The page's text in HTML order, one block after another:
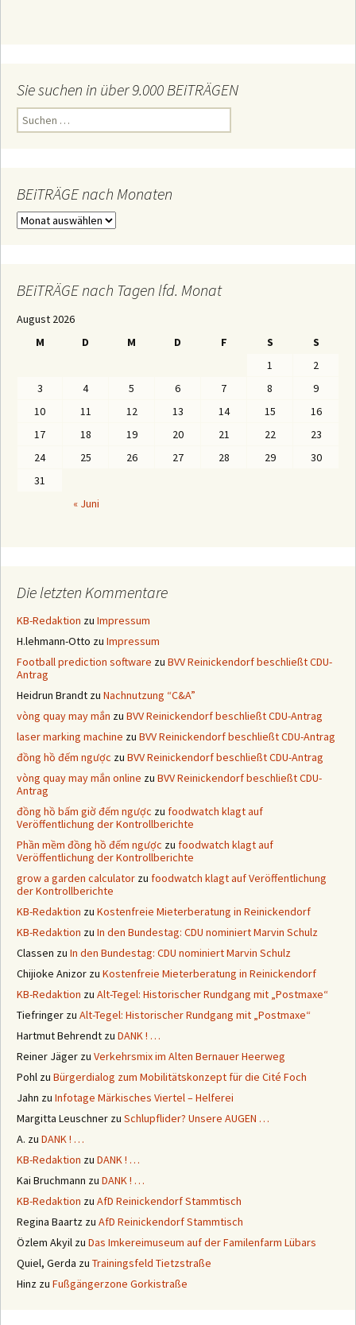
Sie suchen in über 9.000 BEiTRÄGEN
n
a
c
h
BEiTRÄGE nach Monaten
B
E
G
n
BEiTRÄGE nach Tagen lfd. Monat
August 2026
M
D M D F S S
« Juni
1
2
3
4 5 6 7 8
9
10
11 12 13 14 15
16
17
18 19 20 21 22
23
24
25 26 27 28 29
30
31
Die letzten Kommentare
KB-Redaktion zu Impressum
H.lehmann-Otto zu Impressum
Football prediction software zu BVV Reinickendorf beschließt CDU-
Antrag
Heidrun Brandt zu Nachnutzung “C&A”
vòng quay may mắn zu BVV Reinickendorf beschließt CDU-Antrag
laser marking machine zu BVV Reinickendorf beschließt CDU-Antrag
đồng hồ đếm ngược zu BVV Reinickendorf beschließt CDU-Antrag
vòng quay may mắn online zu BVV Reinickendorf beschließt CDU-
Antrag
đồng hồ bấm giờ đếm ngược zu foodwatch klagt auf
Veröffentlichung der Kontrollberichte
Phần mềm đồng hồ đếm ngược zu foodwatch klagt auf
Veröffentlichung der Kontrollberichte
grow a garden calculator zu foodwatch klagt auf Veröffentlichung
der Kontrollberichte
KB-Redaktion zu Kostenfreie Mieterberatung in Reinickendorf
KB-Redaktion zu In den Bundestag: CDU nominiert Marvin Schulz
Classen zu In den Bundestag: CDU nominiert Marvin Schulz
Chijioke Anizor zu Kostenfreie Mieterberatung in Reinickendorf
KB-Redaktion zu Alt-Tegel: Historischer Rundgang mit „Postmaxe“
Tiefringer zu Alt-Tegel: Historischer Rundgang mit „Postmaxe“
Hartmut Behrendt zu DANK ! …
Reiner Jäger zu Verkehrsmix im Alten Bernauer Heerweg
Pohl zu Bürgerdialog zum Mobilitätskonzept für die Cité Foch
Jahn zu Infotage Märkisches Viertel – Helferei
Margitta Leuschner zu Schlupflider? Unsere AUGEN …
A. zu DANK ! …
KB-Redaktion zu DANK ! …
Kai Bruchmann zu DANK ! …
KB-Redaktion zu AfD Reinickendorf Stammtisch
Regina Baartz zu AfD Reinickendorf Stammtisch
Özlem Akyil zu Das Imkereimuseum auf der Familenfarm Lübars
Quiel, Gerda zu Trainingsfeld Tietzstraße
Hinz zu Fußgängerzone Gorkistraße